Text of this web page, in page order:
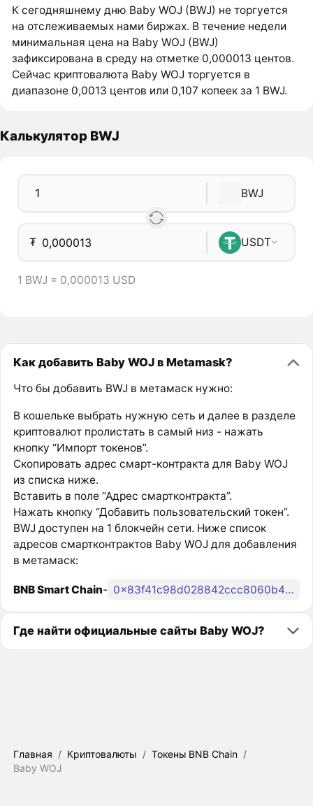
К сегодняшнему дню Baby WOJ (BWJ) не торгуется
на отслеживаемых нами биржах. В течение недели
минимальная цена на Baby WOJ (BWJ)
зафиксирована в среду на отметке 0,000013 центов.
Сейчас криптовалюта Baby WOJ торгуется в
диапазоне 0,0013 центов или 0,107 копеек за 1 BWJ.
Калькулятор BWJ
BWJ
₮ USDT
1 BWJ = 0,000013 USD
Как добавить Baby WOJ в Metamask?
Что бы добавить BWJ в метамаск нужно:
В кошельке выбрать нужную сеть и далее в разделе
криптовалют пролистать в самый низ - нажать
кнопку “Импорт токенов”.
Скопировать адрес смарт-контракта для Baby WOJ
из списка ниже.
Вставить в поле “Адрес смартконтракта”.
Нажать кнопку “Добавить пользовательский токен”.
BWJ доступен на 1 блокчейн сети. Ниже список
адресов смартконтрактов Baby WOJ для добавления
в метамаск:
BNB Smart Chain- 0x83f41c98d028842ccc8060b4ec7738df3eb9a2e6
Где найти официальные сайты Baby WOJ?
Главная / Криптовалюты / Токены BNB Chain /
Baby WOJ